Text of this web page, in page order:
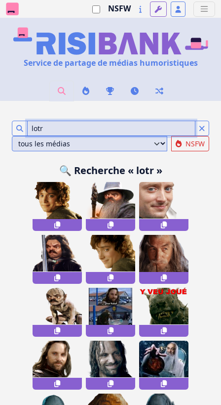
NSFW
Service de partage de médias humoristiques
NSFW
🔍 Recherche « lotr »